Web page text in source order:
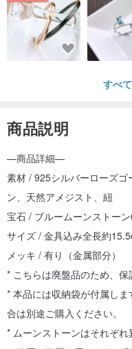
すべ
商品説明
—商品詳細—
素材 / 925シルバーローズ
ン、天然アメジスト、紐
宝石 / ブルームーンストー
サイズ / 金具込み全長約
メッキ / 有り（金属部分）
* こちらは廃盤品のため、保
* 本品には収納袋が付属し
合は別途ご購入ください。
* ムーンストーンはそれぞ